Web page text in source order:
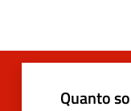
Quanto